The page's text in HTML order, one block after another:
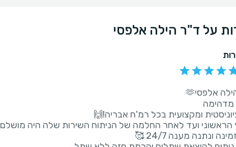
על ד"ר הילה אלפסי
ד'ר הילה אלפסי🫶
הראשוני ועד לאחר החלמה של הניתוח השירות שלה היה מושלם